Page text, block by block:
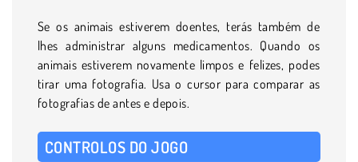
Se os animais estiverem doentes, terás também de
lhes administrar alguns medicamentos. Quando os
animais estiverem novamente limpos e felizes, podes
tirar uma fotografia. Usa o cursor para comparar as
fotografias de antes e depois.
CONTROLOS DO JOGO